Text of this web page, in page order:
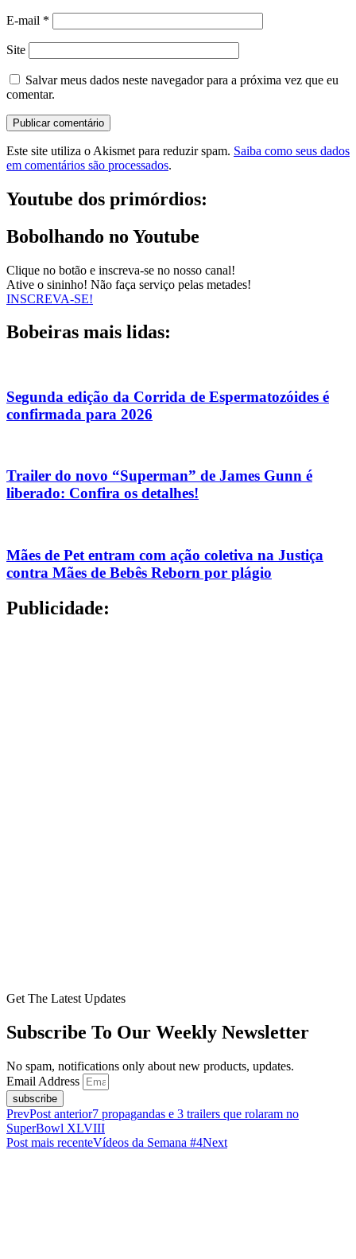
E-mail *
Site
Salvar meus dados neste navegador para a próxima vez que eu
comentar.
Este site utiliza o Akismet para reduzir spam. Saiba como seus dados
em comentários são processados.
Youtube dos primórdios:
Bobolhando no Youtube
Clique no botão e inscreva-se no nosso canal!
Ative o sininho! Não faça serviço pelas metades!
INSCREVA-SE!
Bobeiras mais lidas:
Segunda edição da Corrida de Espermatozóides é
confirmada para 2026
Trailer do novo “Superman” de James Gunn é
liberado: Confira os detalhes!
Mães de Pet entram com ação coletiva na Justiça
contra Mães de Bebês Reborn por plágio
Publicidade:
Get The Latest Updates
Subscribe To Our Weekly Newsletter
No spam, notifications only about new products, updates.
Email Address
subscribe
PrevPost anterior7 propagandas e 3 trailers que rolaram no
SuperBowl XLVIII
Post mais recenteVídeos da Semana #4Next